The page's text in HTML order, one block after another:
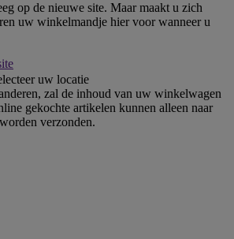
op de nieuwe site. Maar maakt u zich
uw winkelmandje hier voor wanneer u
uw locatie
zal de inhoud van uw winkelwagen
gekochte artikelen kunnen alleen naar
verzonden.